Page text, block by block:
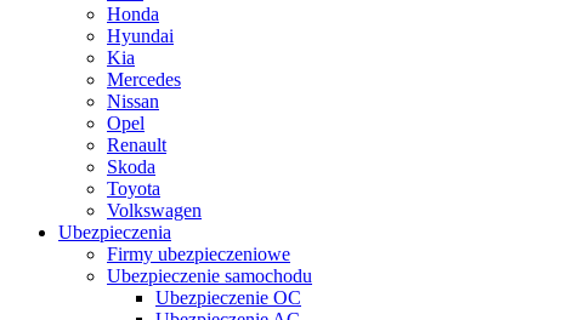
Honda
Hyundai
Kia
Mercedes
Nissan
Opel
Renault
Skoda
Toyota
Volkswagen
Ubezpieczenia
Firmy ubezpieczeniowe
Ubezpieczenie samochodu
Ubezpieczenie OC